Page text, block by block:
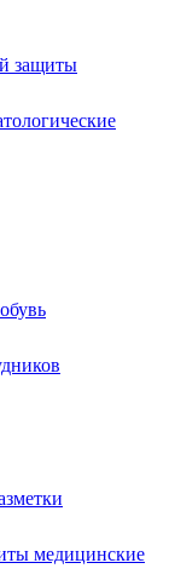
защиты
медицинские